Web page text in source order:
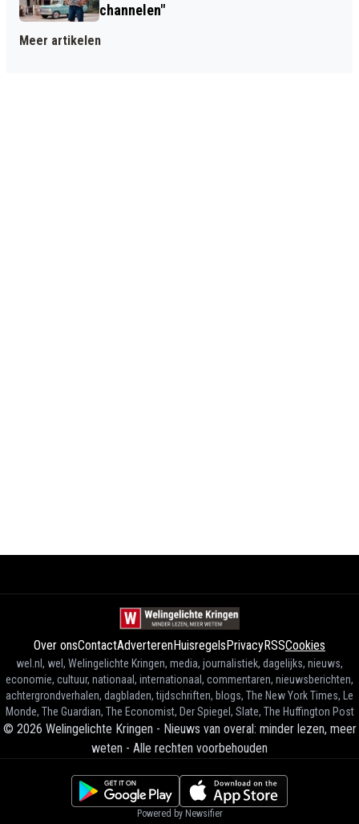
channelen"
Meer artikelen
Over onsContactAdverterenHuisregelsPrivacyRSSCookies
wel.nl, wel, Welingelichte Kringen, media, journalistiek, dagelijks, nieuws,
economie, cultuur, nationaal, internationaal, commentaren, nieuwsberichten,
achtergrondverhalen, dagbladen, tijdschriften, blogs, The New York Times, Le
Monde, The Guardian, The Economist, Der Spiegel, Slate, The Huffington Post
© 2026 Welingelichte Kringen - Nieuws van overal: minder lezen, meer
weten - Alle rechten voorbehouden
Powered by Newsifier